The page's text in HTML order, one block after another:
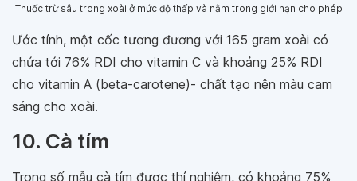
Thuốc trừ sâu trong xoài ở mức độ thấp và nằm trong giới hạn cho phép
Ước tính, một cốc tương đương với 165 gram xoài có
chứa tới 76% RDI cho vitamin C và khoảng 25% RDI
cho vitamin A (beta-carotene)- chất tạo nên màu cam
sáng cho xoài.
10. Cà tím
Trong số mẫu cà tím được thí nghiệm, có khoảng 75%